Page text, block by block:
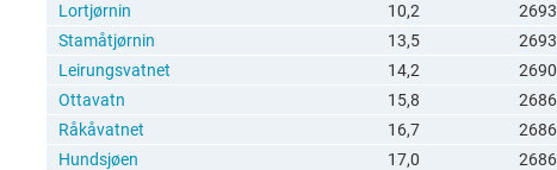
Lortjørnin
10,2 2693
Stamåtjørnin
13,5 2693
Leirungsvatnet
14,2 2690
Ottavatn
15,8 2686
Råkåvatnet
16,7 2686
Hundsjøen
17,0 2686